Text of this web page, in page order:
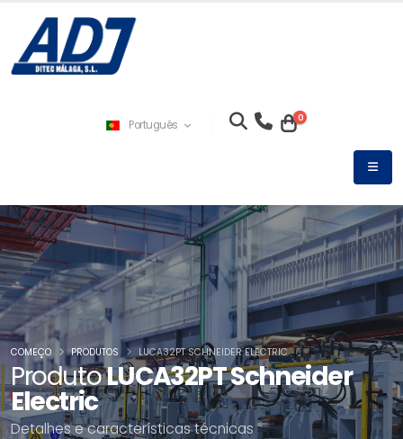
Português 0
ProdutoLUCA32PT Schneider
Electric
Detalhes e características técnicas
COMEÇO PRODUTOS LUCA32PT SCHNEIDER ELECTRIC